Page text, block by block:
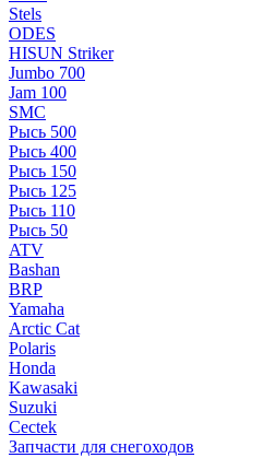
Stels
ОDЕS
HISUN Striker
Jumbo 700
Jam 100
SMC
Рысь 500
Рысь 400
Рысь 150
Рысь 125
Рысь 110
Рысь 50
ATV
Bashan
BRP
Yamaha
Arctic Cat
Polaris
Honda
Kawasaki
Suzuki
Cectek
Запчасти для снегоходов